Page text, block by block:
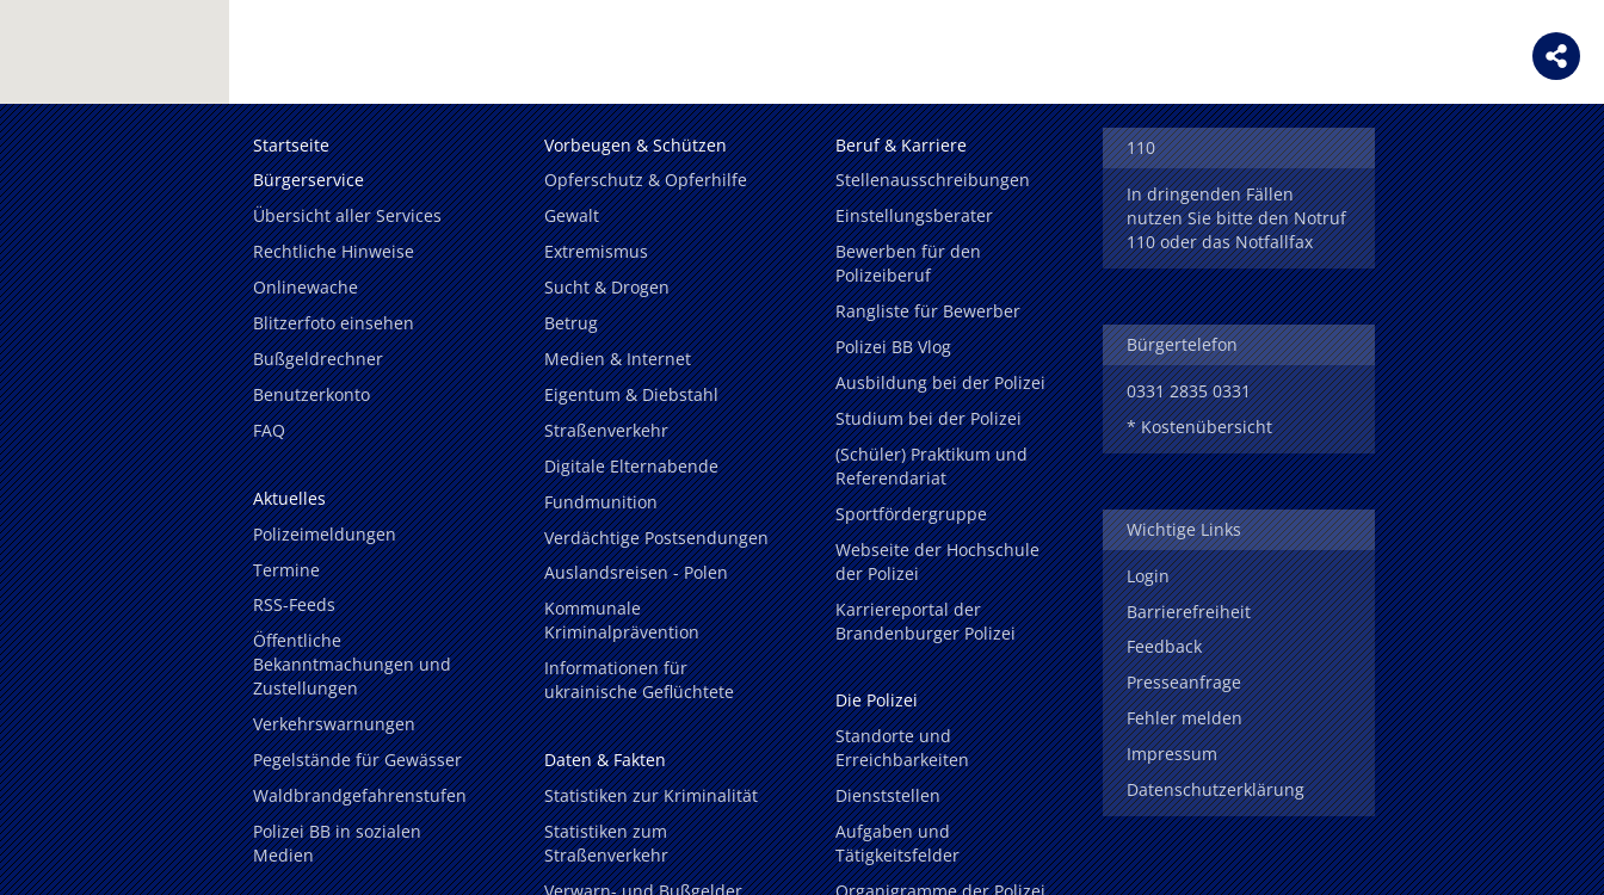
Startseite
Bürgerservice
Übersicht aller Services
Rechtliche Hinweise
Onlinewache
Blitzerfoto einsehen
Bußgeldrechner
Benutzerkonto
FAQ
Aktuelles
Polizeimeldungen
Termine
RSS-Feeds
Öffentliche
Bekanntmachungen und
Zustellungen
Verkehrswarnungen
Pegelstände für Gewässer
Waldbrandgefahrenstufen
Polizei BB in sozialen
Medien
Vorbeugen & Schützen
Opferschutz & Opferhilfe
Gewalt
Extremismus
Sucht & Drogen
Betrug
Medien & Internet
Eigentum & Diebstahl
Straßenverkehr
Digitale Elternabende
Fundmunition
Verdächtige Postsendungen
Auslandsreisen - Polen
Kommunale
Kriminalprävention
Informationen für
ukrainische Geflüchtete
Daten & Fakten
Statistiken zur Kriminalität
Statistiken zum
Straßenverkehr
Beruf & Karriere
Stellenausschreibungen
Einstellungsberater
Bewerben für den
Polizeiberuf
Rangliste für Bewerber
Polizei BB Vlog
Ausbildung bei der Polizei
Studium bei der Polizei
(Schüler) Praktikum und
Referendariat
Sportfördergruppe
Webseite der Hochschule
der Polizei
Karriereportal der
Brandenburger Polizei
Die Polizei
Standorte und
Erreichbarkeiten
Dienststellen
Aufgaben und
Tätigkeitsfelder
110
In dringenden Fällen
nutzen Sie bitte den Notruf
110 oder das Notfallfax
Bürgertelefon
0331 2835 0331
* Kostenübersicht
Wichtige Links
Login
Barrierefreiheit
Feedback
Presseanfrage
Fehler melden
Impressum
Datenschutzerklärung